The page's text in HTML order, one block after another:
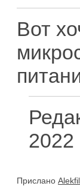
Вот
2022
Прислано